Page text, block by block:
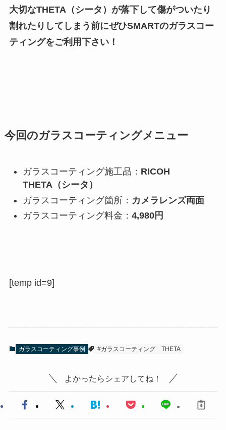
大切なTHETA（シータ）が落下して傷がついたり
割れたりしてしまう前にぜひSMARTのガラスコー
ティングをご利用下さい！
今回のガラスコーティングメニュー
ガラスコーティング施工品： RICOH
THETA（シータ）
ガラスコーティング箇所： カメラレンズ両面
ガラスコーティング料金： 4,980円
[temp id=9]
ガラスコーティング事例 #ガラスコーティング THETA
よかったらシェアしてね！